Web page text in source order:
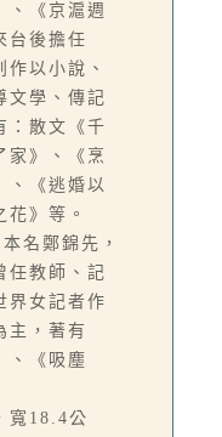
、《京滬週
台後擔任
作以小說、
文學、傳記
：散文《千
家》、《烹
、《逃婚以
》等。
名鄭錦先，
任教師、記
界女記者作
主，著有
、《吸塵
寬18.4公